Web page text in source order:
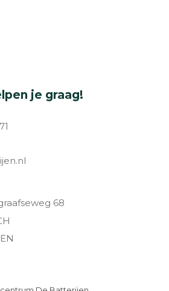
je graag!
68